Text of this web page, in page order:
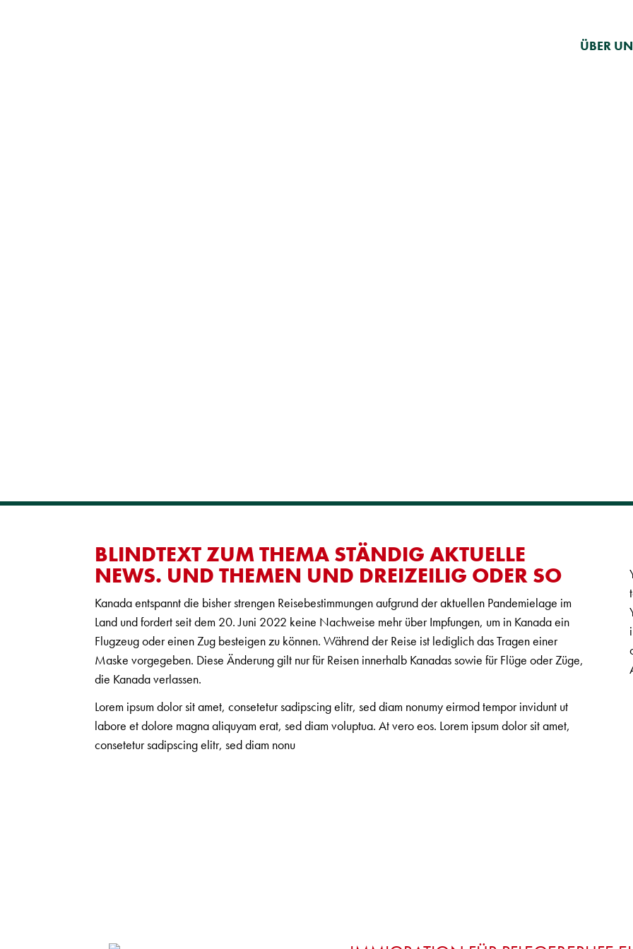
ÜBER
BLINDTEXT ZUM THEMA STÄNDIG AKTUELLE
NEWS. UND THEMEN UND DREIZEILIG ODER SO
Kanada entspannt die bisher strengen Reisebestimmungen aufgrund der aktuellen Pandemielage im
Land und fordert seit dem 20. Juni 2022 keine Nachweise mehr über Impfungen, um in Kanada ein
Flugzeug oder einen Zug besteigen zu können. Während der Reise ist lediglich das Tragen einer
Maske vorgegeben. Diese Änderung gilt nur für Reisen innerhalb Kanadas sowie für Flüge oder Züge,
die Kanada verlassen.
Lorem ipsum dolor sit amet, consetetur sadipscing elitr, sed diam nonumy eirmod tempor invidunt ut
labore et dolore magna aliquyam erat, sed diam voluptua. At vero eos. Lorem ipsum dolor sit amet,
consetetur sadipscing elitr, sed diam nonu